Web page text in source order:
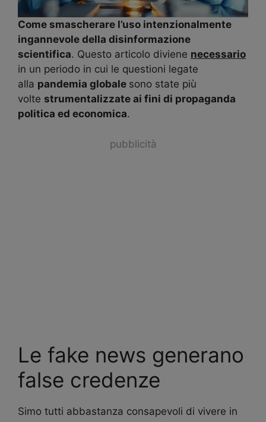
Come smascherare l’uso intenzionalmente
ingannevole della disinformazione
scientifica. Questo articolo diviene necessario
in un periodo in cui le questioni legate
alla pandemia globale sono state più
volte strumentalizzate ai fini di propaganda
politica ed economica.
pubblicità
Le fake news generano
false credenze
Simo tutti abbastanza consapevoli di vivere in